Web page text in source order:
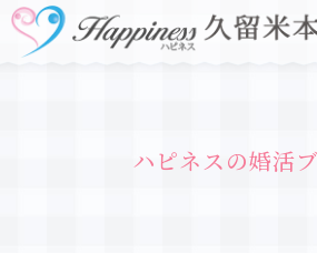
ハピネスの婚活